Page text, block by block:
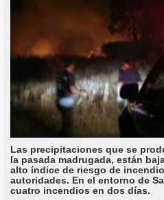
Las precipitaciones que se
la pasada madrugada, están
alto índice de riesgo de
autoridades. En el entorno de
cuatro incendios en dos días.